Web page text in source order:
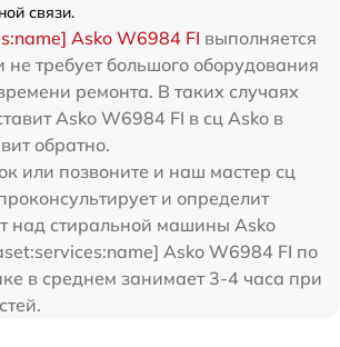
связи.
Asko W6984 FI выполняется
не требует большого оборудования
ремонта. В таких случаях
Asko W6984 FI в сц Asko в
обратно.
или позвоните и наш мастер сц
и определит
над стиральной машины Asko
Asko W6984 FI по
в среднем занимает 3-4 часа при